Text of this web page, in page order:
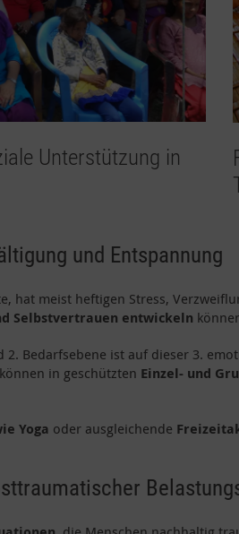
Unterstützung in
und Entspannung
hat meist heftigen Stress,
Selbstvertrauen entwickeln
Bedarfsebene ist auf dieser 3.
in geschützten Einzel- und
Yoga oder ausgleichende